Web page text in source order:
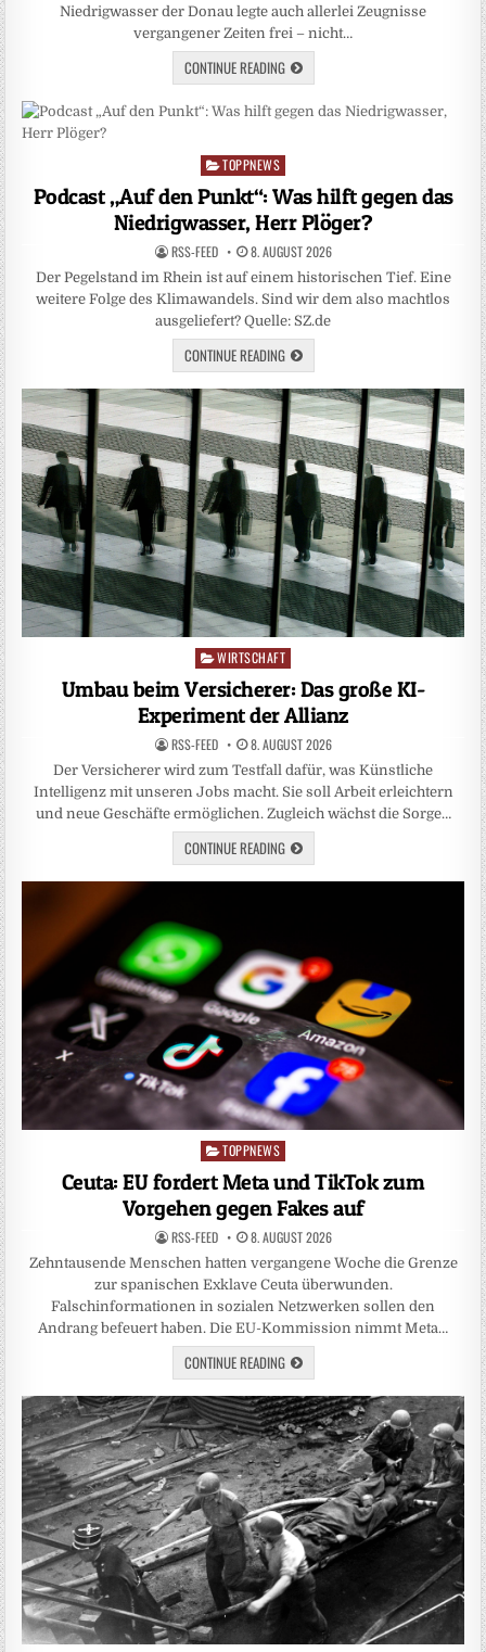
Niedrigwasser der Donau legte auch allerlei Zeugnisse
vergangener Zeiten frei – nicht…
CONTINUE READING
Posted
in
TOPPNEWS
Podcast „Auf den Punkt“: Was hilft gegen das
Niedrigwasser, Herr Plöger?
RSS-FEED 8. AUGUST 2026
Der Pegelstand im Rhein ist auf einem historischen Tief. Eine
weitere Folge des Klimawandels. Sind wir dem also machtlos
ausgeliefert? Quelle: SZ.de
CONTINUE READING
Posted
in
WIRTSCHAFT
Umbau beim Versicherer: Das große KI-
Experiment der Allianz
RSS-FEED 8. AUGUST 2026
Der Versicherer wird zum Testfall dafür, was Künstliche
Intelligenz mit unseren Jobs macht. Sie soll Arbeit erleichtern
und neue Geschäfte ermöglichen. Zugleich wächst die Sorge…
CONTINUE READING
Posted
TOPPNEWS
Ceuta: EU fordert Meta und TikTok zum
Vorgehen gegen Fakes auf
RSS-FEED 8. AUGUST 2026
Zehntausende Menschen hatten vergangene Woche die Grenze
zur spanischen Exklave Ceuta überwunden.
Falschinformationen in sozialen Netzwerken sollen den
Andrang befeuert haben. Die EU-Kommission nimmt Meta…
CONTINUE READING